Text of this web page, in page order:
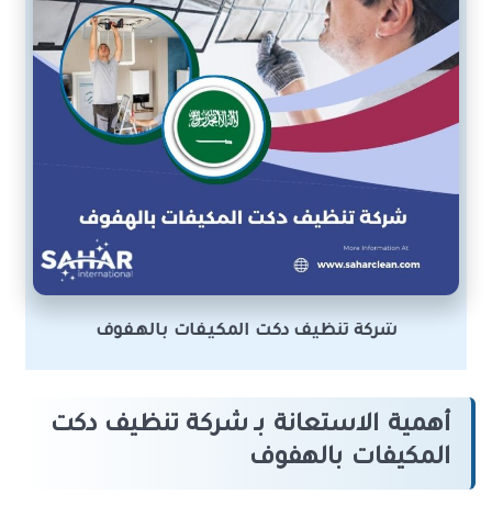
شركة تنظيف دكت المكيفات بالهفوف
أهمية الاستعانة بـ شركة تنظيف دكت
المكيفات بالهفوف